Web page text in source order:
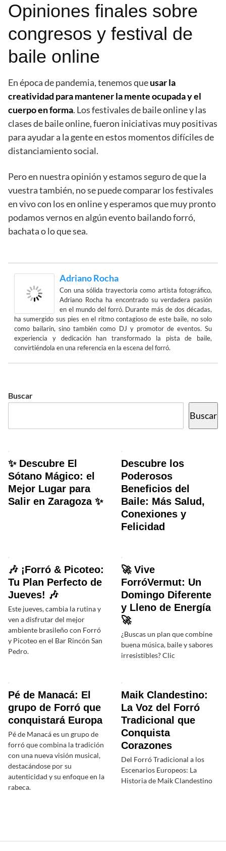
Opiniones finales sobre
congresos y festival de
baile online
En época de pandemia, tenemos queusar la
creatividad para mantener la mente ocupada y el
cuerpo en forma. Los festivales de baile online y las
clases de baile online, fueron iniciativas muy positivas
para ayudar a la gente en estos momentos difíciles de
distanciamiento social.
Pero en nuestra opinión y estamos seguro de que la
vuestra también, no se puede comparar los festivales
en vivo con los en online y esperamos que muy pronto
podamos vernos en algún evento bailando forró,
bachata o lo que sea.
Adriano Rocha
Con una sólida trayectoria como artista fotográfico,
Adriano Rocha ha encontrado su verdadera pasión
en el mundo del forró. Durante más de dos décadas,
ha sumergido sus pies en el ritmo contagioso de este baile, no solo
como bailarín, sino también como DJ y promotor de eventos. Su
experiencia y dedicación han transformado la pista de baile,
convirtiéndola en una referencia en la escena del forró.
Buscar
Buscar
✨ Descubre El
Sótano Mágico: el
Mejor Lugar para
Salir en Zaragoza ✨
Descubre los
Poderosos
Beneficios del
Baile: Más Salud,
Conexiones y
Felicidad
🎶 ¡Forró & Picoteo:
Tu Plan Perfecto de
Jueves! 🎶
Este jueves, cambia la rutina y
ven a disfrutar del mejor
ambiente brasileño con Forró
y Picoteo en el Bar Rincón San
Pedro.
🚀 Vive
ForróVermut: Un
Domingo Diferente
y Lleno de Energía
🚀
¿Buscas un plan que combine
buena música, baile y sabores
irresistibles? Clic
Pé de Manacá: El
grupo de Forró que
conquistará Europa
Pé de Manacá es un grupo de
forró que combina la tradición
con una nueva visión musical,
destacándose por su
autenticidad y su enfoque en la
rabeca.
Maik Clandestino:
La Voz del Forró
Tradicional que
Conquista
Corazones
Del Forró Tradicional a los
Escenarios Europeos: La
Historia de Maik Clandestino